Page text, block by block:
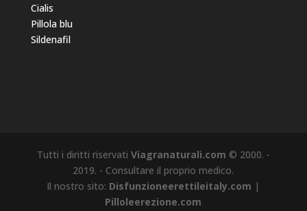
Cialis
Pillola blu
Sildenafil
Tutti i diritti riservati Viagranaturali.com © 2000. -
2019. - Consultare il proprio medico.
Il nostro sito: Disfunzioneerettileitaly.com |
Pilloleerezione.com